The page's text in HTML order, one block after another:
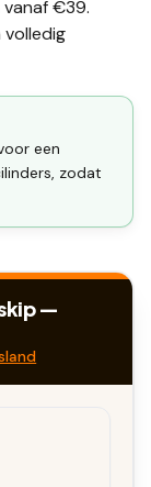
vanaf €39.
een
zodat
—